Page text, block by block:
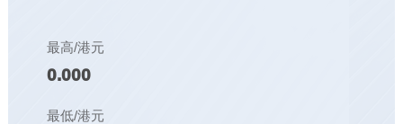
最高/港元
0.000
最低/港元